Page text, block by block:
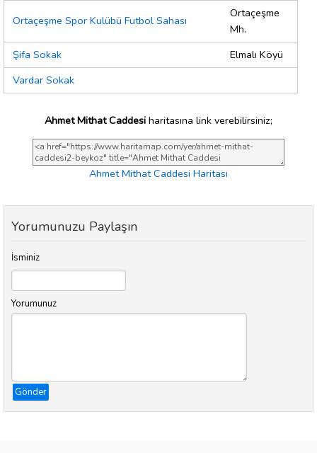
Ortaçeşme Spor Kulübü Futbol Sahası
Ortaçeşme
Mh.
Şifa Sokak
Elmalı Köyü
Vardar Sokak
Ahmet Mithat Caddesi haritasına link verebilirsiniz;
Ahmet Mithat Caddesi Haritası
Yorumunuzu Paylaşın
İsminiz
Yorumunuz
Gönder